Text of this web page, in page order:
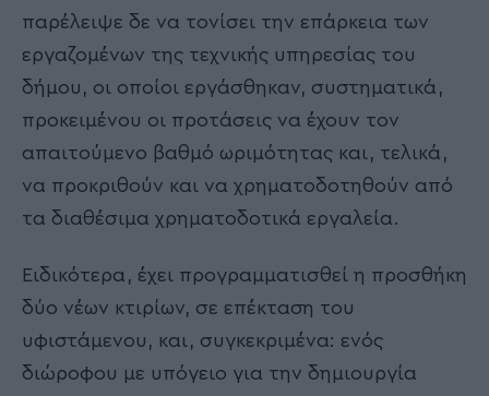
παρέλειψε δε να τονίσει την επάρκεια των
εργαζομένων της τεχνικής υπηρεσίας του
δήμου, οι οποίοι εργάσθηκαν, συστηματικά,
προκειμένου οι προτάσεις να έχουν τον
απαιτούμενο βαθμό ωριμότητας και, τελικά,
να προκριθούν και να χρηματοδοτηθούν από
τα διαθέσιμα χρηματοδοτικά εργαλεία.
Ειδικότερα, έχει προγραμματισθεί η προσθήκη
δύο νέων κτιρίων, σε επέκταση του
υφιστάμενου, και, συγκεκριμένα: ενός
διώροφου με υπόγειο για την δημιουργία